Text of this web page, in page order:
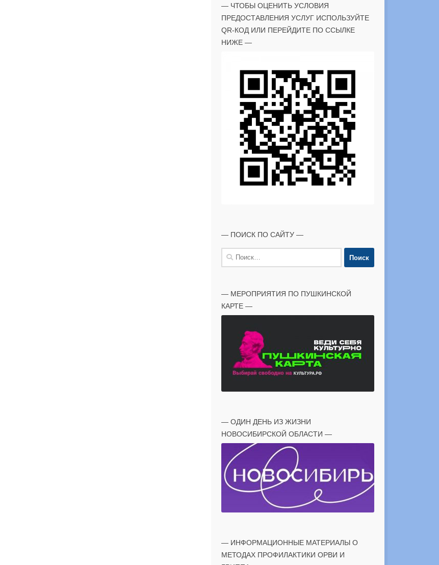
— ЧТОБЫ ОЦЕНИТЬ УСЛОВИЯ
ПРЕДОСТАВЛЕНИЯ УСЛУГ ИСПОЛЬЗУЙТЕ
QR-КОД ИЛИ ПЕРЕЙДИТЕ ПО ССЫЛКЕ
НИЖЕ —
— ПОИСК ПО САЙТУ —
Найти:
— МЕРОПРИЯТИЯ ПО ПУШКИНСКОЙ
КАРТЕ —
— ОДИН ДЕНЬ ИЗ ЖИЗНИ
НОВОСИБИРСКОЙ ОБЛАСТИ —
— ИНФОРМАЦИОННЫЕ МАТЕРИАЛЫ О
МЕТОДАХ ПРОФИЛАКТИКИ ОРВИ И